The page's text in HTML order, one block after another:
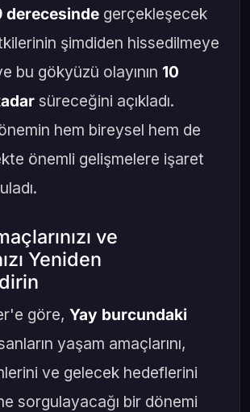
derecesinde gerçekleşecek
şimdiden hissedilmeye
bu gökyüzü olayının 10
süreceğini açıkladı.
hem bireysel hem de
önemli gelişmelere işaret
ve
Yeniden
göre, Yay burcundaki
yaşam amaçlarını,
ve gelecek hedeflerini
sorgulayacağı bir dönemi